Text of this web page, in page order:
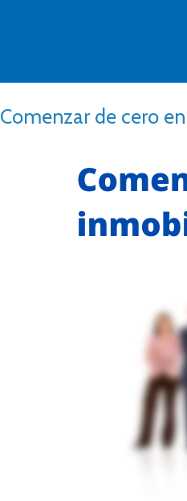
Comenzar de cero